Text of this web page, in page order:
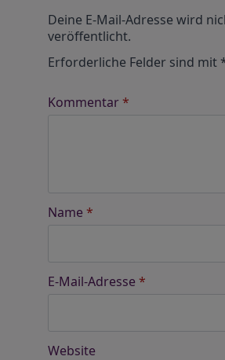
Deine E-Mail-Adresse wird
veröffentlicht.
Erforderliche Felder sind mit
Kommentar*
Name *
E-Mail-Adresse *
Website